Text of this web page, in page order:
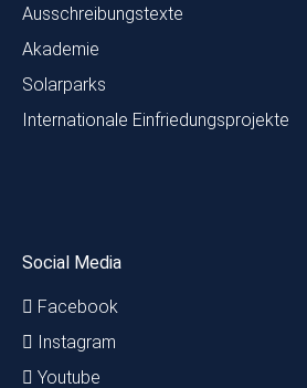
Ausschreibungstexte
Akademie
Solarparks
Internationale Einfriedungsprojekte
Social Media
Facebook
Instagram
Youtube